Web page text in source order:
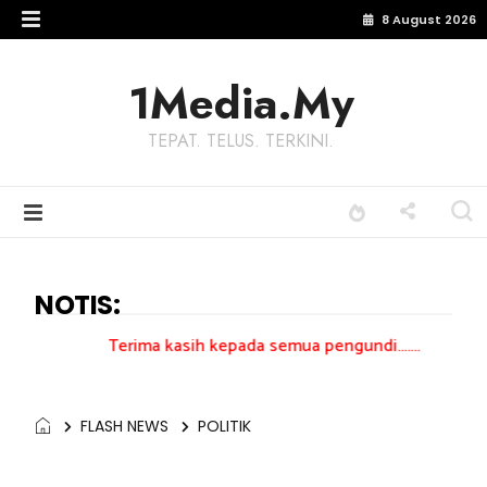
8 August 2026
1Media.My
TEPAT. TELUS. TERKINI.
NOTIS:
kasih kepada semua pengundi.......
FLASH NEWS POLITIK